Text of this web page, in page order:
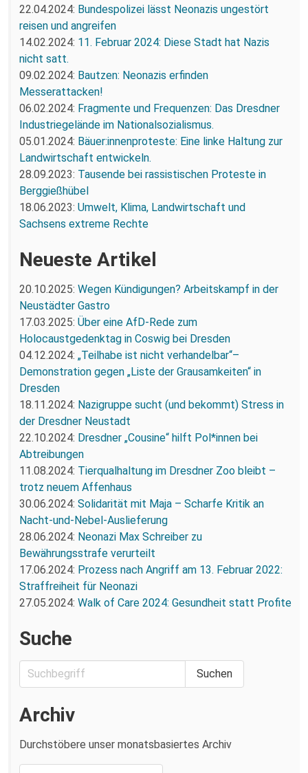
22.04.2024: Bundespolizei lässt Neonazis ungestört
reisen und angreifen
14.02.2024: 11. Februar 2024: Diese Stadt hat Nazis
nicht satt.
09.02.2024: Bautzen: Neonazis erfinden
Messerattacken!
06.02.2024: Fragmente und Frequenzen: Das Dresdner
Industriegelände im Nationalsozialismus.
05.01.2024: Bäuer:innenproteste: Eine linke Haltung zur
Landwirtschaft entwickeln.
28.09.2023: Tausende bei rassistischen Proteste in
Berggießhübel
18.06.2023: Umwelt, Klima, Landwirtschaft und
Sachsens extreme Rechte
Neueste Artikel
20.10.2025: Wegen Kündigungen? Arbeitskampf in der
Neustädter Gastro
17.03.2025: Über eine AfD-Rede zum
Holocaustgedenktag in Coswig bei Dresden
04.12.2024: „Teilhabe ist nicht verhandelbar“–
Demonstration gegen „Liste der Grausamkeiten“ in
Dresden
18.11.2024: Nazigruppe sucht (und bekommt) Stress in
der Dresdner Neustadt
22.10.2024: Dresdner „Cousine“ hilft Pol*innen bei
Abtreibungen
11.08.2024: Tierqualhaltung im Dresdner Zoo bleibt –
trotz neuem Affenhaus
30.06.2024: Solidarität mit Maja – Scharfe Kritik an
Nacht-und-Nebel-Auslieferung
28.06.2024: Neonazi Max Schreiber zu
Bewährungsstrafe verurteilt
17.06.2024: Prozess nach Angriff am 13. Februar 2022:
Straffreiheit für Neonazi
27.05.2024: Walk of Care 2024: Gesundheit statt Profite
Suche
Archiv
Durchstöbere unser monatsbasiertes Archiv